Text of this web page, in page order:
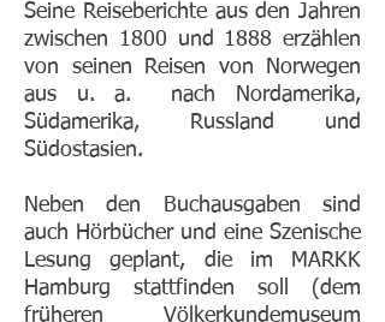
Seine Reiseberichte aus den Jahren
zwischen 1800 und 1888 erzählen
von seinen Reisen von Norwegen
aus u. a. nach Nordamerika,
Südamerika, Russland und
Südostasien.
Neben den Buchausgaben sind
auch Hörbücher und eine Szenische
Lesung geplant, die im MARKK
Hamburg stattfinden soll (dem
früheren Völkerkundemuseum